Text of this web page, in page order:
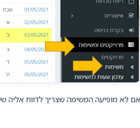
אם לא מופיעה המשימה שצריך לדווח אליה